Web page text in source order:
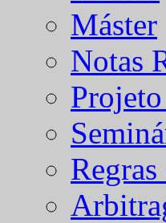
Máster
Notas